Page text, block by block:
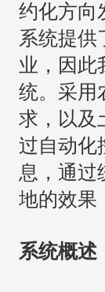
约化方向
系统提供
业，因此
统。采用
求，以及
过自动化
息，通过
地的效果
系统概述